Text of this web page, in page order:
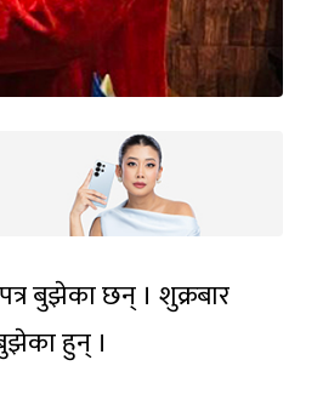
बुझेका छन् । शुक्रबार
हुन् ।